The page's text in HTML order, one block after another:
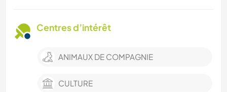
Centres d’intérêt
ANIMAUX DE COMPAGNIE
CULTURE